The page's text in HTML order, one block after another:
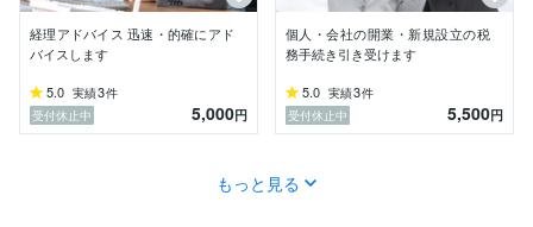
経理アドバイス 迅速・的確にアド
バイスします
5.0 実績3件
受付休止中
5,000円
個人・会社の開業・新規設立の税
務手続き引き受けます
5.0 実績3件
受付休止中
5,500円
もっと見る